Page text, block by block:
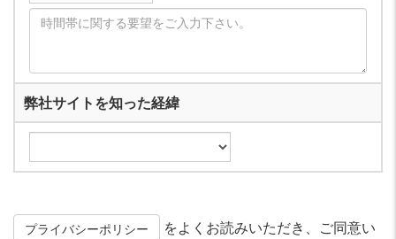
弊社サイトを知った経緯
プライバシーポリシー
をよくお読みいただき、ご同意い